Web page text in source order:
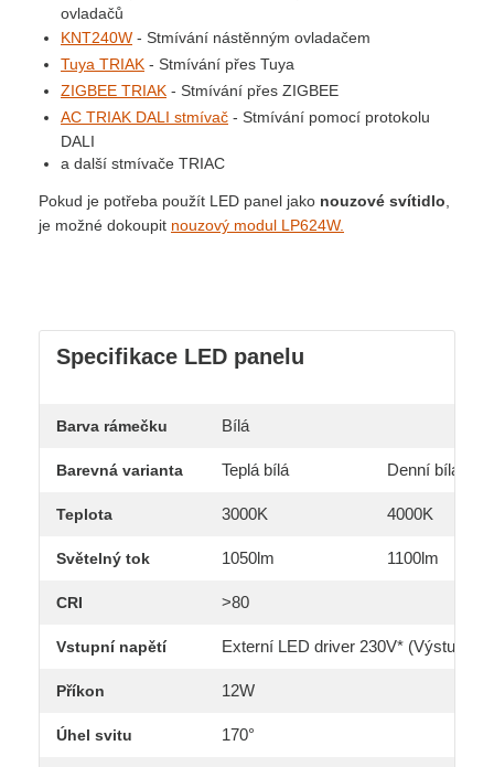
ovladačů
KNT240W - Stmívání nástěnným ovladačem
Tuya TRIAK - Stmívání přes Tuya
ZIGBEE TRIAK - Stmívání přes ZIGBEE
AC TRIAK DALI stmívač - Stmívání pomocí protokolu
DALI
a další stmívače TRIAC
Pokud je potřeba použít LED panel jako nouzové svítidlo
je možné dokoupit nouzový modul LP624W.
Specifikace LED panelu
Barva rámečku Bílá
Barevná varianta Teplá bílá Denní bílá
Teplota 3000K 4000K
Světelný tok 1050lm 1100lm
CRI >80
Vstupní napětí Externí LED driver 230V* (Výstup
Příkon 12W
Úhel svitu 170°